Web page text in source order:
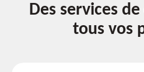
Des services
tous vos